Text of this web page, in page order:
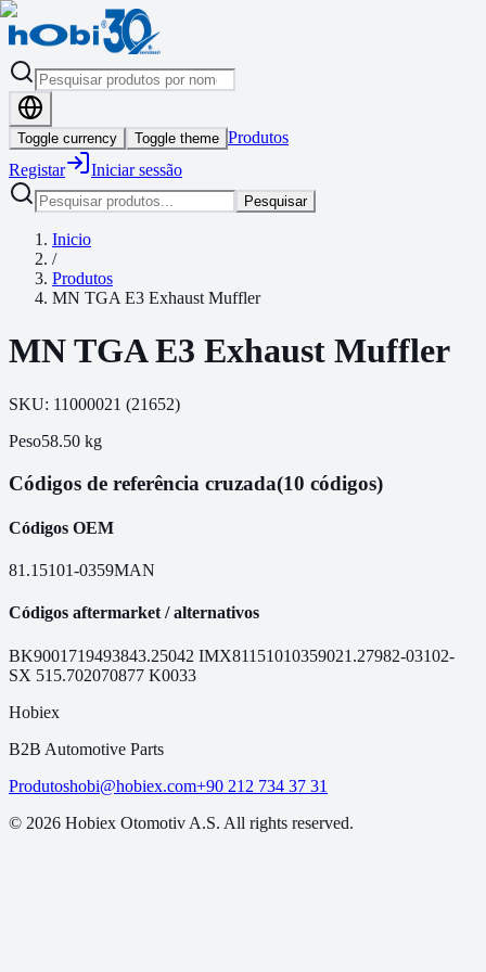
Toggle currency Toggle theme Produtos
Registar
Iniciar sessão
Pesquisar
Inicio
/
Produtos
MN TGA E3 Exhaust Muffler
MN TGA E3 Exhaust Muffler
SKU: 11000021 (21652)
Peso58.50 kg
Códigos de referência cruzada(10 códigos)
Códigos OEM
81.15101-0359MAN
Códigos aftermarket / alternativos
BK9001719493843.25042 IMX81151010359021.27982-03102-
SX 515.702070877 K0033
Hobiex
B2B Automotive Parts
Produtoshobi@hobiex.com+90 212 734 37 31
© 2026 Hobiex Otomotiv A.S. All rights reserved.